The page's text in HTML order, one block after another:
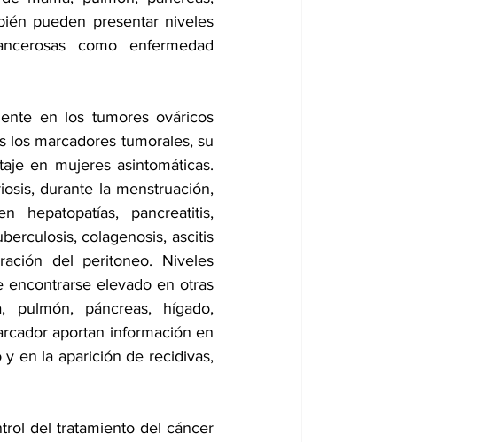
pueden presentar niveles
como enfermedad
en los tumores ováricos
marcadores tumorales, su
en mujeres asintomáticas.
durante la menstruación,
pancreatitis,
colagenosis, ascitis
del peritoneo. Niveles
encontrarse elevado en otras
pulmón, páncreas, hígado,
aportan información en
en la aparición de recidivas,
del tratamiento del cáncer